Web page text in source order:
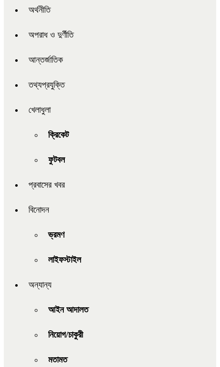
অর্থনীতি
অপরাধ ও দুর্ণীতি
আন্তর্জাতিক
তথ্যপ্রযুক্তি
খেলাধুলা
ক্রিকেট
ফুটবল
প্রবাসের খবর
বিনোদন
ভ্রমণ
লাইফস্টাইল
অন্যান্য
আইন আদালত
নিয়োগ/চাকুরী
মতামত